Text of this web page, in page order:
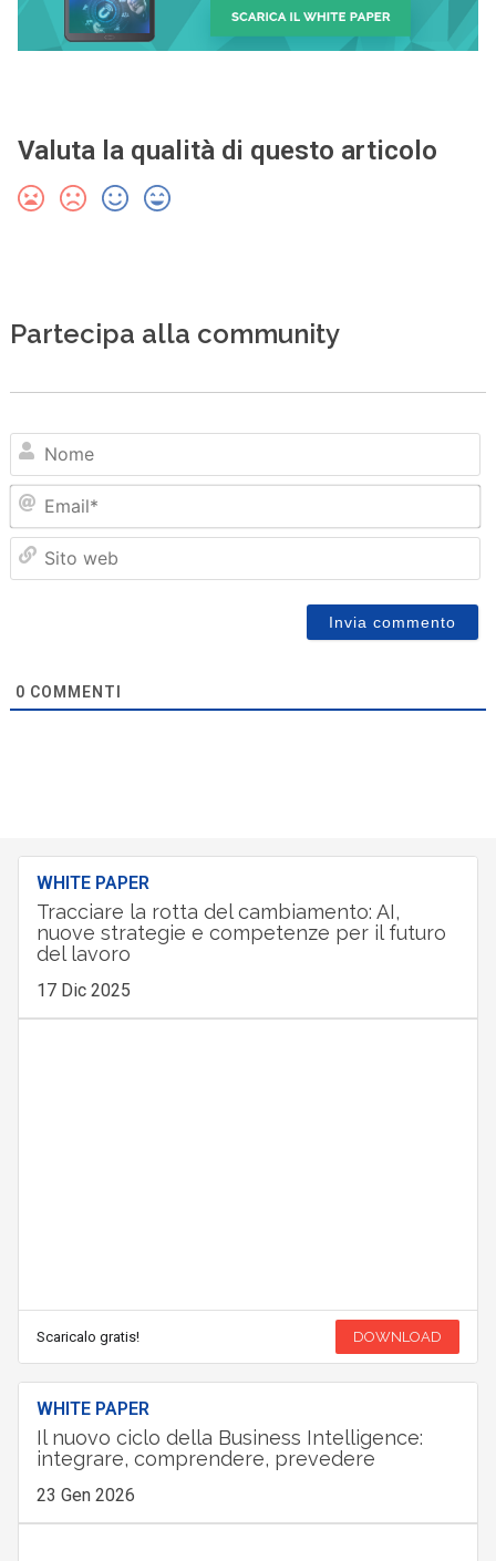
Valuta la qualità di questo articolo
Partecipa alla community
0 COMMENTI
WHITE PAPER
Tracciare la rotta del cambiamento: AI,
nuove strategie e competenze per il futuro
del lavoro
17 Dic 2025
Scaricalo gratis! DOWNLOAD
WHITE PAPER
Il nuovo ciclo della Business Intelligence:
integrare, comprendere, prevedere
23 Gen 2026